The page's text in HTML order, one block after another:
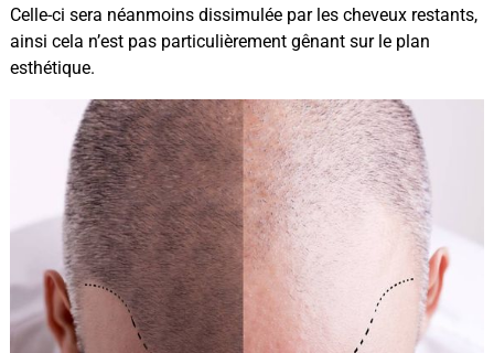
Celle-ci sera néanmoins dissimulée par les cheveux restants,
ainsi cela n’est pas particulièrement gênant sur le plan
esthétique.